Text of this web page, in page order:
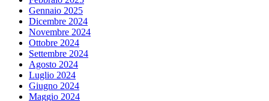
Gennaio 2025
Dicembre 2024
Novembre 2024
Ottobre 2024
Settembre 2024
Agosto 2024
Luglio 2024
Giugno 2024
Maggio 2024